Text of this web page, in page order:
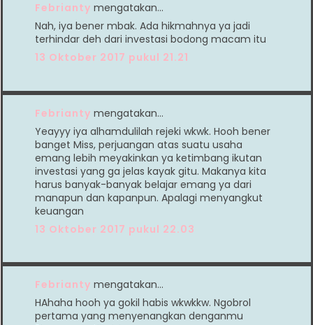
Febrianty mengatakan…
Nah, iya bener mbak. Ada hikmahnya ya jadi
terhindar deh dari investasi bodong macam itu
13 Oktober 2017 pukul 21.21
Febrianty mengatakan…
Yeayyy iya alhamdulilah rejeki wkwk. Hooh bener
banget Miss, perjuangan atas suatu usaha
emang lebih meyakinkan ya ketimbang ikutan
investasi yang ga jelas kayak gitu. Makanya kita
harus banyak-banyak belajar emang ya dari
manapun dan kapanpun. Apalagi menyangkut
keuangan
13 Oktober 2017 pukul 22.03
Febrianty mengatakan…
HAhaha hooh ya gokil habis wkwkkw. Ngobrol
pertama yang menyenangkan denganmu